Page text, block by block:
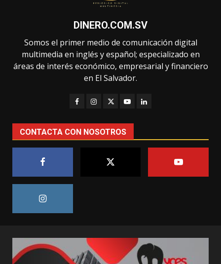
DINERO.COM.SV
Somos el primer medio de comunicación digital
multimedia en inglés y español; especializado en
áreas de interés económico, empresarial y financiero
en El Salvador.
CONTACTA CON NOSOTROS